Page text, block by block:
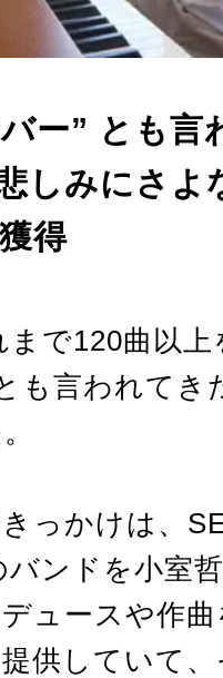
ー” とも言
しみにさよ
得
で120曲以上
も言われてき
っかけは、
ンドを小室
ュースや作
供していて